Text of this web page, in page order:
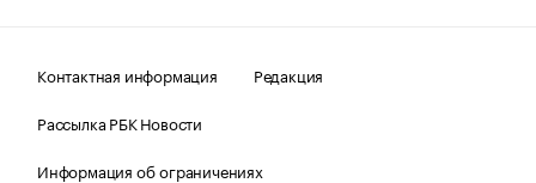
Контактная информация
Редакция
Рассылка РБК Новости
Информация об ограничениях